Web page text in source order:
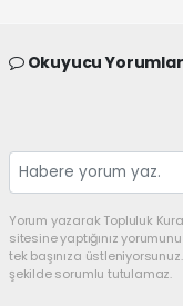
Okuyucu
Yorum yazarak Topluluk
sitesine yaptığınız
tek başınıza
şekilde sorumlu tutulamaz.